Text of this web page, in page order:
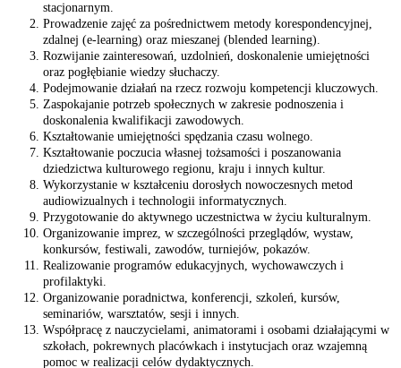
stacjonarnym.
Prowadzenie zajęć za pośrednictwem metody korespondencyjnej,
zdalnej (e-learning) oraz mieszanej (blended learning).
Rozwijanie zainteresowań, uzdolnień, doskonalenie umiejętności
oraz pogłębianie wiedzy słuchaczy.
Podejmowanie działań na rzecz rozwoju kompetencji kluczowych.
Zaspokajanie potrzeb społecznych w zakresie podnoszenia i
doskonalenia kwalifikacji zawodowych.
Kształtowanie umiejętności spędzania czasu wolnego.
Kształtowanie poczucia własnej tożsamości i poszanowania
dziedzictwa kulturowego regionu, kraju i innych kultur.
Wykorzystanie w kształceniu dorosłych nowoczesnych metod
audiowizualnych i technologii informatycznych.
Przygotowanie do aktywnego uczestnictwa w życiu kulturalnym.
Organizowanie imprez, w szczególności przeglądów, wystaw,
konkursów, festiwali, zawodów, turniejów, pokazów.
Realizowanie programów edukacyjnych, wychowawczych i
profilaktyki.
Organizowanie poradnictwa, konferencji, szkoleń, kursów,
seminariów, warsztatów, sesji i innych.
Współpracę z nauczycielami, animatorami i osobami działającymi w
szkołach, pokrewnych placówkach i instytucjach oraz wzajemną
pomoc w realizacji celów dydaktycznych.